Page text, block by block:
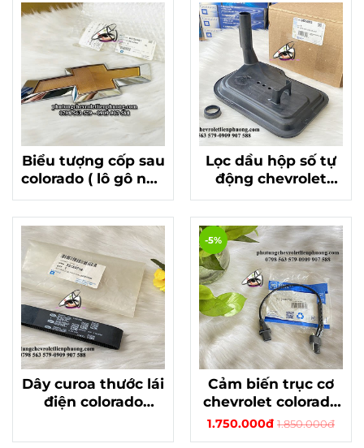
Biểu tượng cốp sau
colorado ( lô gô nắp
thùng sau) chính
hãng gm mã
94724961
Lọc dầu hộp số tự
động chevrolet
colorado, traiblazer
chính hãng gm
thái
Dây curoa thước lái
điện colorado
Cảm biến trục cơ
chevrolet colorado
chính hãng
1.750.000đ 1.850.000đ
-5%